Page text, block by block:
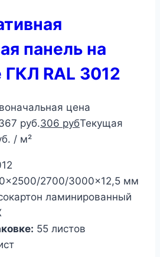
панель на
ГКЛ RAL 3012
цена
руб.306 рубТекущая
/ м²
2700/3000×12,5 мм
ламинированный
55 листов